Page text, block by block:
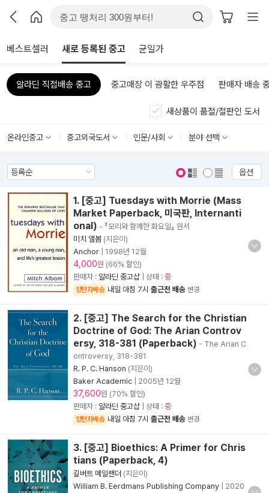
베스트셀러 새로 등록된 중고 균일가
알라딘 직접배송 중고 중고매장 이 광활한 우주점 판매자 배송
새상품이 품절/절판인 도서
온라인중고 중고외국도서 인문/사회 분야 선택
옵션
1. [중고] Tuesdays with Morrie (Mass
Market Paperback, 미국판, Internanti
onal) - 『모리와 함께한 화요일』 원서
미치 앨봄 (지은이)
Anchor
1998년 12월
4,000원 (66% 할인)
판매자 : 알라딘 중고샵 | 상태 : 중
양탄자배송 내일 아침 7시 출근전 배송 변경
2. [중고] The Search for the Christian
Doctrine of God: The Arian Controv
ersy, 318-381 (Paperback) - The Arian C
ontroversy, 318-381
R. P. C. Hanson (지은이)
Baker Academic
2005년 12월
37,600원 (70% 할인)
판매자 : 알라딘 중고샵 | 상태 : 중
양탄자배송 내일 아침 7시 출근전 배송 변경
3. [중고] Bioethics: A Primer for Chris
tians (Paperback, 4)
길버트 메일랜더 (지은이)
William B. Eerdmans Publishing Company
2020